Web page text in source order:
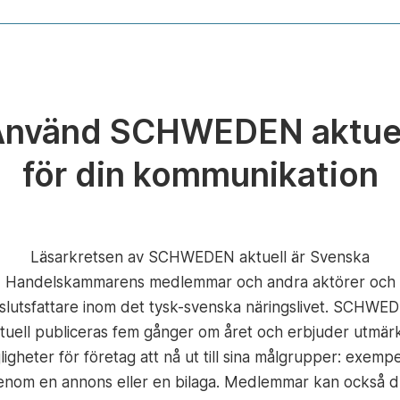
SCHWEDEN
för din kommunikation
Läsarkretsen av SCHWEDEN aktuell är Svenska
Handelskammarens medlemmar och andra aktörer och
inom det tysk-svenska näringslivet.
publiceras fem gånger om året och erbjuder
för företag att nå ut till sina målgrupper:
en annons eller en bilaga. Medlemmar kan också